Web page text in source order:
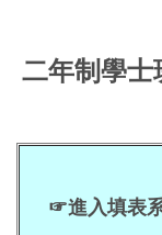
二年制學士
☞進入填表